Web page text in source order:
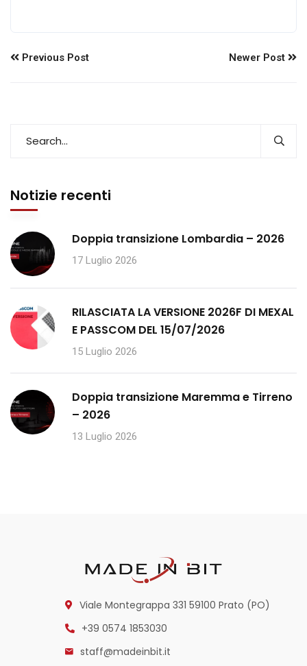
Previous Post Newer Post
Notizie recenti
Doppia transizione Lombardia – 2026
17 Luglio 2026
RILASCIATA LA VERSIONE 2026F DI MEXAL
E PASSCOM DEL 15/07/2026
15 Luglio 2026
Doppia transizione Maremma e Tirreno
– 2026
13 Luglio 2026
Viale Montegrappa 331 59100 Prato (PO)
+39 0574 1853030
staff@madeinbit.it